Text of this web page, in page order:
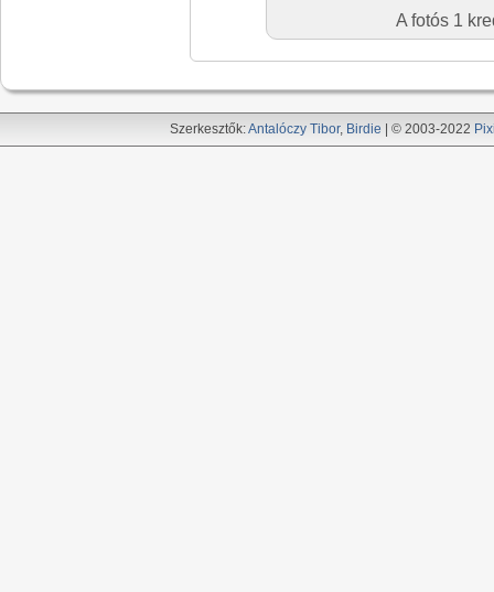
A fotós 1
Szerkesztők:Antalóczy Tibor, Birdie | © 2003-2022